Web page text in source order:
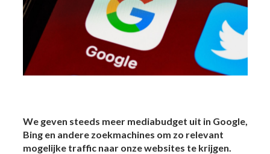
We geven steeds meer mediabudget uit in Google,
Bing en andere zoekmachines om zo relevant
mogelijke traffic naar onze websites te krijgen.